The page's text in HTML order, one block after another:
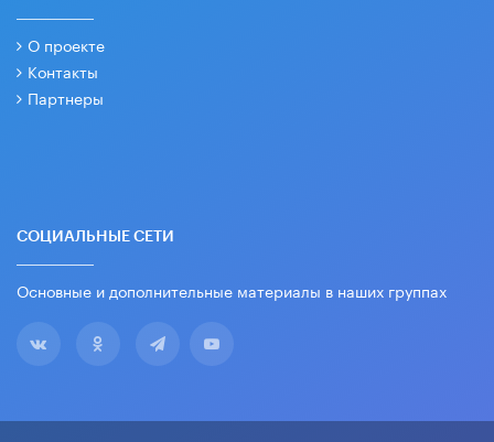
О проекте
Контакты
Партнеры
СОЦИАЛЬНЫЕ СЕТИ
Основные и дополнительные материалы в наших группах